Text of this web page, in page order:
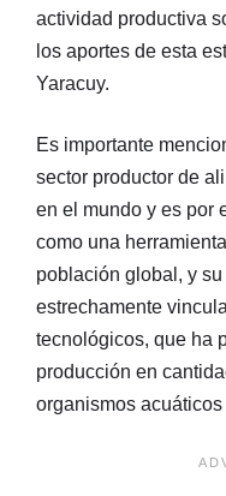
actividad productiva
los aportes de esta
Yaracuy.
Es importante
sector productor de
en el mundo y es por
como una
población global, y
estrechamente
tecnológicos, que ha
producción en
organismos